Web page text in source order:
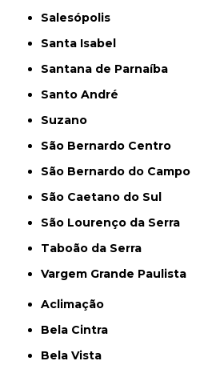
Salesópolis
Santa Isabel
Santana de Parnaíba
Santo André
Suzano
São Bernardo Centro
São Bernardo do Campo
São Caetano do Sul
São Lourenço da Serra
Taboão da Serra
Vargem Grande Paulista
Aclimação
Bela Cintra
Bela Vista